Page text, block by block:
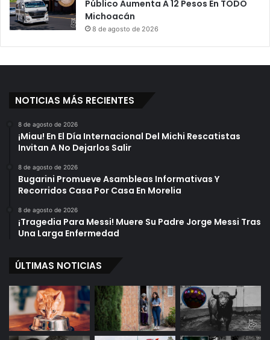
Público Aumenta A 12 Pesos En TODO
Michoacán
8 de agosto de 2026
NOTICIAS MÁS RECIENTES
8 de agosto de 2026
¡Miau! En El Día Internacional Del Michi Rescatistas
Invitan A No Dejarlos Salir
8 de agosto de 2026
Bugarini Promueve Asambleas Informativas Y
Recorridos Casa Por Casa En Morelia
8 de agosto de 2026
¡Tragedia Para Messi! Muere Su Padre Jorge Messi Tras
Una Larga Enfermedad
ÚLTIMAS NOTICIAS